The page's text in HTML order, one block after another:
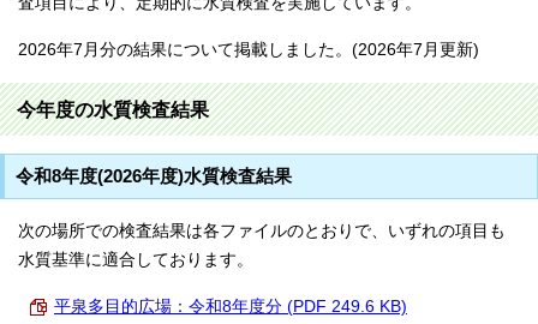
2026年7月分の結果について掲載しました。(2026年7月更新)
今年度の水質検査結果
令和8年度(2026年度)水質検査結果
次の場所での検査結果は各ファイルのとおりで、いずれの項目も
水質基準に適合しております。
平泉多目的広場：令和8年度分 (PDF 249.6 KB)